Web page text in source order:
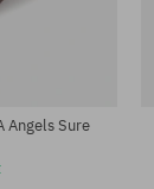
Angels Sure